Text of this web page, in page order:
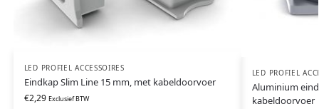
LED PROFIEL ACCESSOIRES
Eindkap Slim Line 15 mm, met kabeldoorvoer
€2,29 Exclusief BTW
LED PROFIEL
Aluminium
kabeldoorvoer